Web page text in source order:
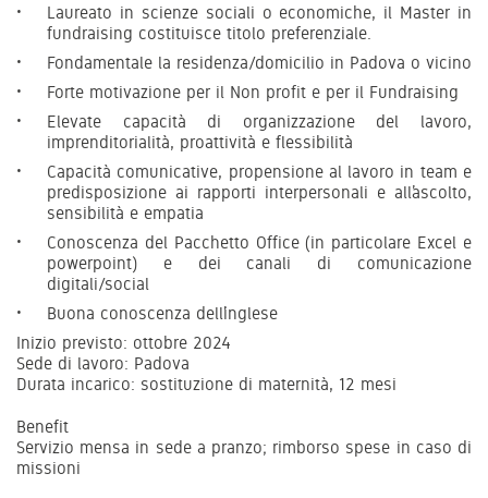
Laureato in scienze sociali o economiche, il Master in
fundraising costituisce titolo preferenziale.
Fondamentale la residenza/domicilio in Padova o vicino
Forte motivazione per il Non profit e per il Fundraising
Elevate capacità di organizzazione del lavoro,
imprenditorialità, proattività e flessibilità
Capacità comunicative, propensione al lavoro in team e
predisposizione ai rapporti interpersonali e all’ascolto,
sensibilità e empatia
Conoscenza del Pacchetto Office (in particolare Excel e
powerpoint) e dei canali di comunicazione
digitali/social
Buona conoscenza dell’inglese
Inizio previsto: ottobre 2024
Sede di lavoro: Padova
Durata incarico: sostituzione di maternità, 12 mesi
Benefit
Servizio mensa in sede a pranzo; rimborso spese in caso di
missioni